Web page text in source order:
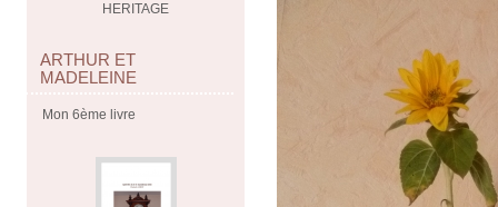
HERITAGE
ARTHUR ET
MADELEINE
Mon 6ème livre